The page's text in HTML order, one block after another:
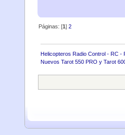
Páginas: [1]2
Helicopteros Radio Control - RC -
Nuevos Tarot 550 PRO y Tarot